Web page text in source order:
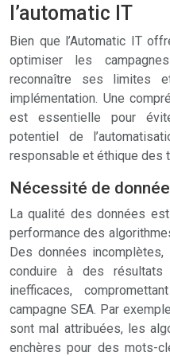
l’automatic IT
Bien que l’Automatic IT
optimiser les
reconnaître ses limites
implémentation. Une
est essentielle pour
potentiel de
responsable et éthique des
Nécessité de
La qualité des données
performance des
Des données
conduire à des
inefficaces,
campagne SEA. Par
sont mal attribuées, les
enchères pour des mots-